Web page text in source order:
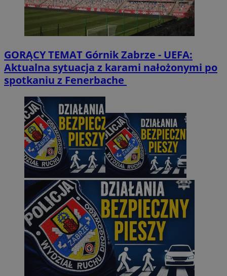
GORĄCY TEMAT Górnik Zabrze - UEFA:
Aktualna sytuacja z karami nałożonymi po
spotkaniu z Fenerbache